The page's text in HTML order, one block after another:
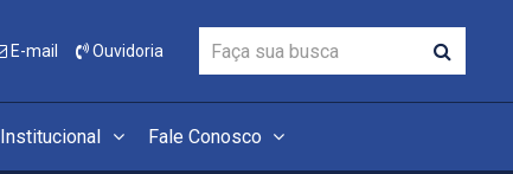
E-mail Ouvidoria
Institucional Fale Conosco